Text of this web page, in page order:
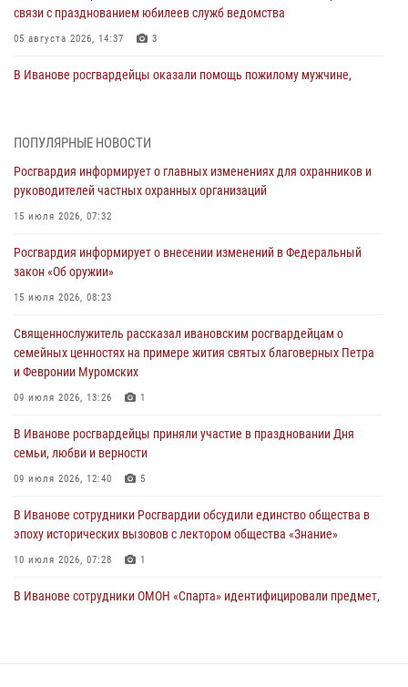
связи с празднованием юбилеев служб ведомства
05 августа 2026, 14:37 3
В Иванове росгвардейцы оказали помощь пожилому мужчине,
торжественных мероприятиях, посвященных празднованию Дня
Воздушно-десантных войск
02 августа 2026, 11:46
Мероприятия в рамках акции «Каникулы с Росгвардией»
продолжаются в Ивановской области
31 июля 2026, 11:08
В Ивановской области при содействии Росгвардии задержаны
подозреваемые в серии автомобильных краж
30 июля 2026, 12:41
празднования Дня Крещения Руси
28 июля 2026, 08:57
ПОПУЛЯРНЫЕ НОВОСТИ
Росгвардия информирует о главных изменениях для охранников и
руководителей частных охранных организаций
15 июля 2026, 07:32
Росгвардия информирует о внесении изменений в Федеральный
закон «Об оружии»
15 июля 2026, 08:23
Священнослужитель рассказал ивановским росгвардейцам о
семейных ценностях на примере жития святых благоверных Петра
и Февронии Муромских
09 июля 2026, 13:26 1
В Иванове росгвардейцы приняли участие в праздновании Дня
семьи, любви и верности
09 июля 2026, 12:40 5
В Иванове сотрудники Росгвардии обсудили единство общества в
эпоху исторических вызовов с лектором общества «Знание»
10 июля 2026, 07:28 1
В Иванове сотрудники ОМОН «Спарта» идентифицировали предмет,